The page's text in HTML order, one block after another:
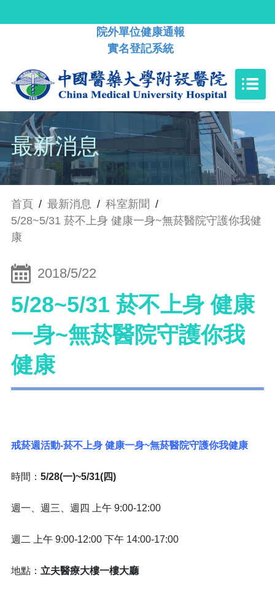
院外單位健康通報
實名登記系統
最新消息
首頁 / 最新消息 / 科室新聞 /
5/28~5/31 菸不上身 健康一身~無菸醫院守護你我健
康
2018/5/22
5/28~5/31 菸不上身 健康
一身~無菸醫院守護你我
健康
戒菸週活動-菸不上身 健康一身~無菸醫院守護你我健康
時間： 5/28(一)~5/31(四)
週一、週三、週四 上午 9:00-12:00
週二 上午 9:00-12:00 下午 14:00-17:00
地點： 立夫醫療大樓一樓大廳